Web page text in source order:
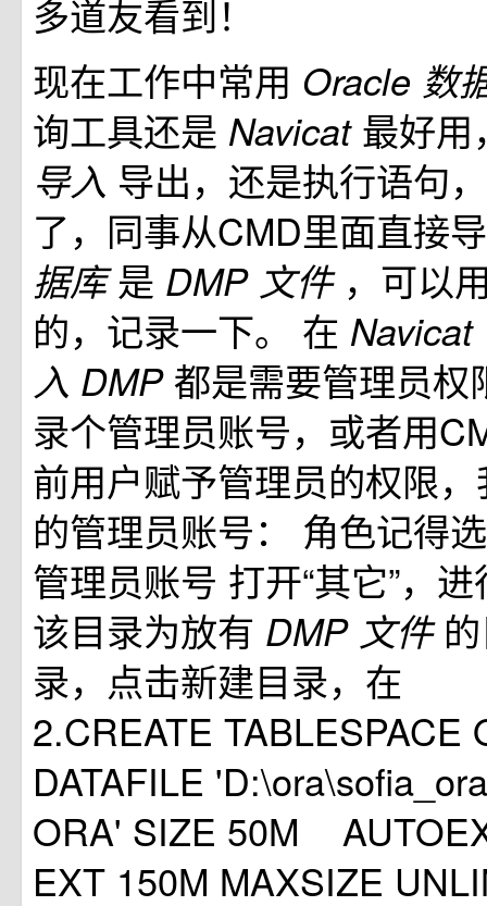
多道友看到！
现在工作中常用 Oracle 数
询工具还是 Navicat 最好用
导入 导出，还是执行语句
了，同事从CMD里面直接
据库是 DMP 文件 ，可以
的，记录一下。 在 Navicat
入 DMP 都是需要管理员权
录个管理员账号，或者用
前用户赋予管理员的权限
的管理员账号： 角色记得
管理员账号 打开“其它”，
该目录为放有 DMP 文件
录，点击新建目录，在
2.CREATE
DATAFILE
ORA' SIZE 50M
EXT 150M MAXSIZE